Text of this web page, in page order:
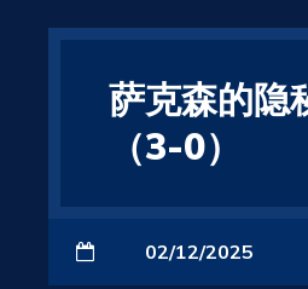
萨克森的隐
（3-0）
02/12/2025